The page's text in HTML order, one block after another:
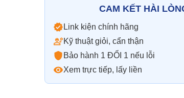
CAM KẾT HÀI
Link kiện chính hãng
Kỹ thuật giỏi, cẩn thận
Bảo hành 1 ĐỔI 1 nếu lỗi
Xem trực tiếp, lấy liền